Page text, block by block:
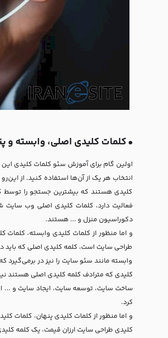
•کلمات کلیدی اصلی، وابسته و
اولین گام برای آموزش سئو کلمات کلیدی
انتخاب هر یک از آن‌ها استفاده کنید. از
کلیدی هستند که بیشترین جستجو را توسط
فعالیت دارد، کلمات کلیدی اصلی وب سایت
دکوراسیون منزل و ... هستند.
و اما منظور از کلمات کلیدی وابسته،
طراحی سایت است، کلمه کلیدی اصلی که باید
وابسته مانند سئو سایت را نیز در برمی‌گیرد
کلیدی که مترادف کلمه کلیدی اصلی هستند
ساخت سایت، توسعه سایت، ایجاد سایت و ...
کرد.
و اما منظور از کلمات کلیدی پنهان، کلمات
کلیدی طراحی سایت ارزان قیمت، یک کلمه